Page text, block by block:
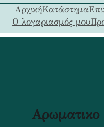
ΑρχικήΚατάστημα
Ο λογαριασμός μου
Αρωματικο